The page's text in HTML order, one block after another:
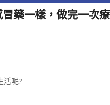
藥一樣，做完一次
活呢?